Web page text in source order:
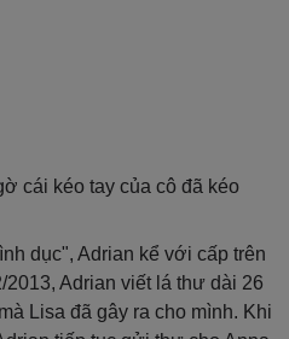
cái kéo tay của cô đã kéo
dục", Adrian kể với cấp trên
Adrian viết lá thư dài 26
Lisa đã gây ra cho mình. Khi